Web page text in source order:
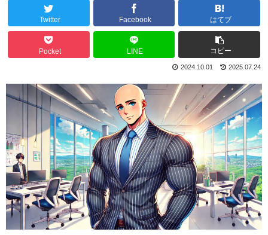
Twitter Facebook はてブ
Pocket LINE コピー
2024.10.01 2025.07.24